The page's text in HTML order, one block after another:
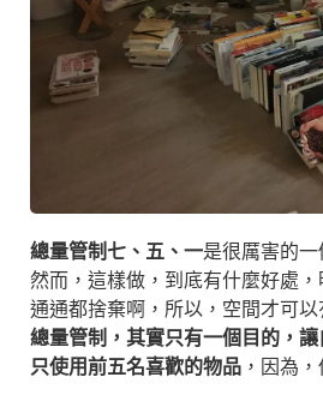
總量管制七、五、一是很厲害的一
然而，這樣做，到底有什麼好處
通通都捨棄啊，所以，空間才可以
總量管制，其實只有一個目的，
只使用前五名喜歡的物品 ，因為